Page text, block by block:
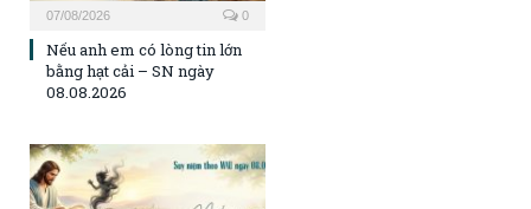
07/08/2026 0
Nếu anh em có lòng tin lớn
bằng hạt cải – SN ngày
08.08.2026